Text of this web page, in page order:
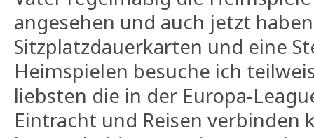
angesehen und auch jetzt
Sitzplatzdauerkarten und eine
Heimspielen besuche ich
liebsten die in der Europa-
Eintracht und Reisen verbinden